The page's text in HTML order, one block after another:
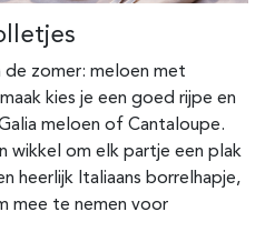
de zomer: meloen met
kies je een goed rijpe en
meloen of Cantaloupe.
wikkel om elk partje een plak
heerlijk Italiaans borrelhapje,
te nemen voor